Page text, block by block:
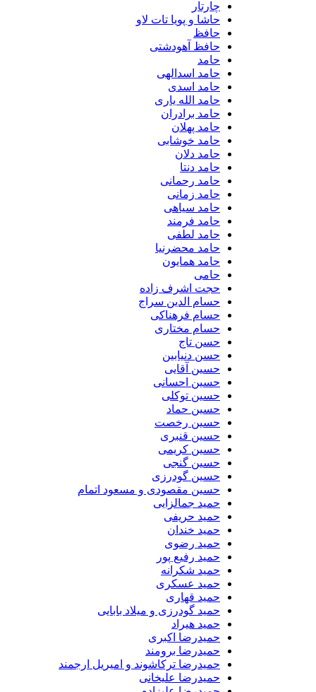
حاشا و پویا تات لاو
حافظ آهودشتی
حامد اسدالهی
حامد اسدی
حامد الله یاری
حامد برادران
حامد پهلان
حامد خوشابی
حامد دلان
حامد دنتا
حامد رحمانی
حامد زمانی
حامد سیاهی
حامد فرمند
حامد لطفی
حامد محضرنیا
حامد همایون
حجت اشرف زاده
حسام الدین سراج
حسام فرهناکی
حسام مختاری
حسن تاج
حسن دنیابین
حسین آقایی
حسین احسانی
حسین توکلی
حسین حماد
حسین رخصت
حسین قنبری
حسین کریمی
حسین گنجی
حسین گودرزی
حسین مقصودی و مسعود اتمام
حمید جمالزایی
حمید حریفی
حمید خندان
حمید رضوی
حمید رفیع پور
حمید شکرانه
حمید عسکری
حمید قهاری
حمید گودرزی و میلاد بابایی
حمید هیراد
حمیدرضا اکبری
حمیدرضا برومند
حمیدرضا ترکاشوند و امیریل ارجمند
حمیدرضا علیخانی